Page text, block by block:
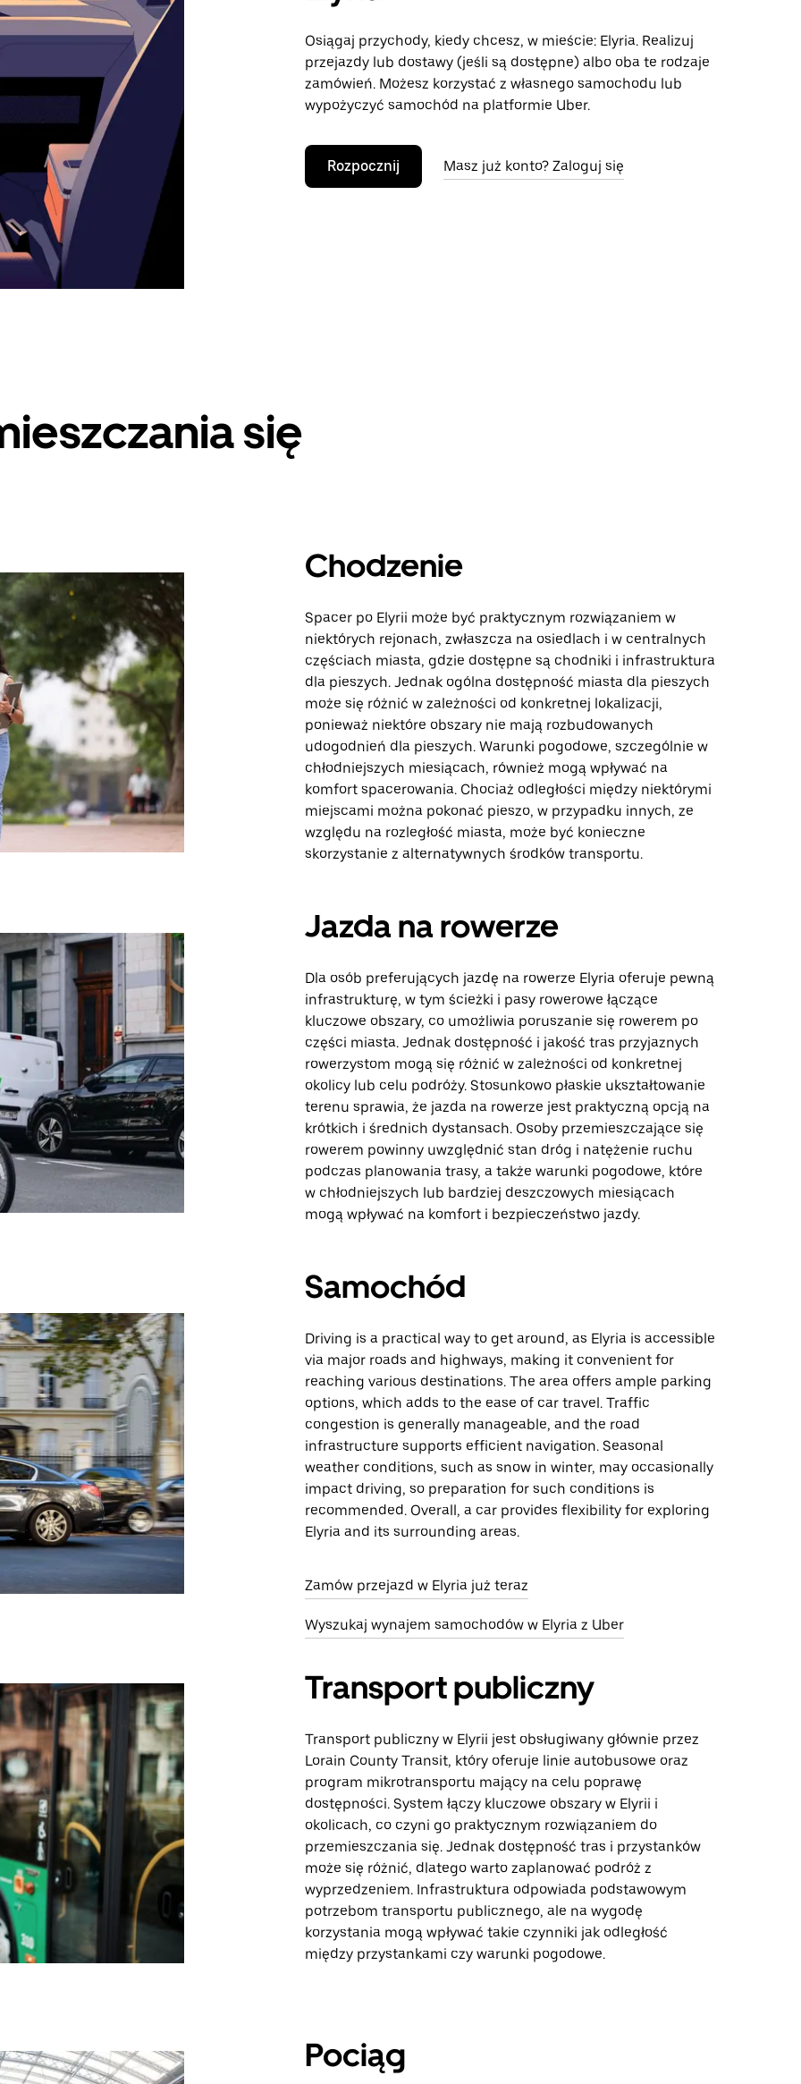
Osiągaj przychody, kiedy chcesz, w mieście: Elyria. Realizuj
przejazdy lub dostawy (jeśli są dostępne) albo oba te rodzaje
zamówień. Możesz korzystać z własnego samochodu lub
wypożyczyć samochód na platformie Uber.
Rozpocznij Masz już konto? Zaloguj się
się
Chodzenie
Spacer po Elyrii może być praktycznym rozwiązaniem w
niektórych rejonach, zwłaszcza na osiedlach i w centralnych
częściach miasta, gdzie dostępne są chodniki i infrastruktura
dla pieszych. Jednak ogólna dostępność miasta dla pieszych
może się różnić w zależności od konkretnej lokalizacji,
ponieważ niektóre obszary nie mają rozbudowanych
udogodnień dla pieszych. Warunki pogodowe, szczególnie w
chłodniejszych miesiącach, również mogą wpływać na
komfort spacerowania. Chociaż odległości między niektórymi
miejscami można pokonać pieszo, w przypadku innych, ze
względu na rozległość miasta, może być konieczne
skorzystanie z alternatywnych środków transportu.
Jazda na rowerze
Dla osób preferujących jazdę na rowerze Elyria oferuje pewną
infrastrukturę, w tym ścieżki i pasy rowerowe łączące
kluczowe obszary, co umożliwia poruszanie się rowerem po
części miasta. Jednak dostępność i jakość tras przyjaznych
rowerzystom mogą się różnić w zależności od konkretnej
okolicy lub celu podróży. Stosunkowo płaskie ukształtowanie
terenu sprawia, że jazda na rowerze jest praktyczną opcją na
krótkich i średnich dystansach. Osoby przemieszczające się
rowerem powinny uwzględnić stan dróg i natężenie ruchu
podczas planowania trasy, a także warunki pogodowe, które
w chłodniejszych lub bardziej deszczowych miesiącach
mogą wpływać na komfort i bezpieczeństwo jazdy.
Samochód
Driving is a practical way to get around, as Elyria is accessible
via major roads and highways, making it convenient for
reaching various destinations. The area offers ample parking
options, which adds to the ease of car travel. Traffic
congestion is generally manageable, and the road
infrastructure supports efficient navigation. Seasonal
weather conditions, such as snow in winter, may occasionally
impact driving, so preparation for such conditions is
recommended. Overall, a car provides flexibility for exploring
Elyria and its surrounding areas.
Zamów przejazd w Elyria już teraz
Wyszukaj wynajem samochodów w Elyria z Uber
Transport publiczny
Transport publiczny w Elyrii jest obsługiwany głównie przez
Lorain County Transit, który oferuje linie autobusowe oraz
program mikrotransportu mający na celu poprawę
dostępności. System łączy kluczowe obszary w Elyrii i
okolicach, co czyni go praktycznym rozwiązaniem do
przemieszczania się. Jednak dostępność tras i przystanków
może się różnić, dlatego warto zaplanować podróż z
wyprzedzeniem. Infrastruktura odpowiada podstawowym
potrzebom transportu publicznego, ale na wygodę
korzystania mogą wpływać takie czynniki jak odległość
między przystankami czy warunki pogodowe.
Pociąg